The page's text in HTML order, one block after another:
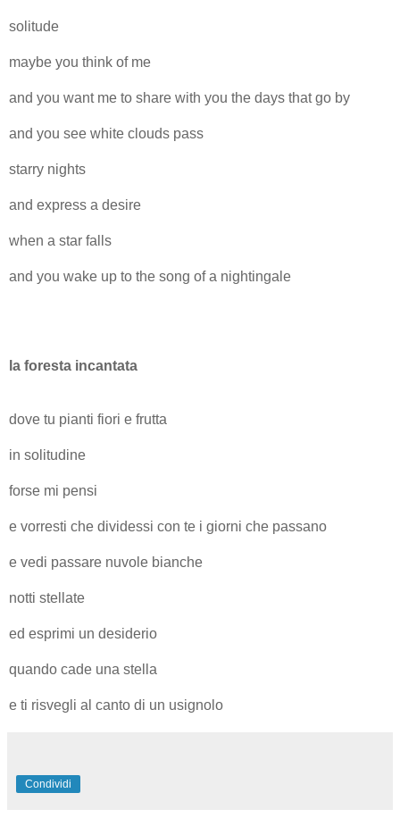
solitude
maybe you think of me
and you want me to share with you the days that go by
and you see white clouds pass
starry nights
and express a desire
when a star falls
and you wake up to the song of a nightingale
la foresta incantata
dove tu pianti fiori e frutta
in solitudine
forse mi pensi
e vorresti che dividessi con te i giorni che passano
e vedi passare nuvole bianche
notti stellate
ed esprimi un desiderio
quando cade una stella
e ti risvegli al canto di un usignolo
Condividi